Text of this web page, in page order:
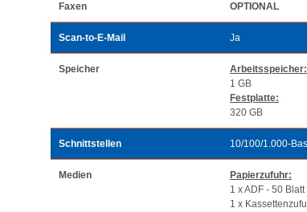
Faxen OPTIONAL
Scan-to-E-Mail Ja
Speicher
Arbeitsspeicher:
1 GB
Festplatte:
320 GB
Schnittstellen 10/100/1.000-
Medien
Papierzufuhr:
1 x ADF - 50 Blatt
1 x